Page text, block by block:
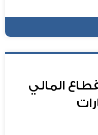
المالي